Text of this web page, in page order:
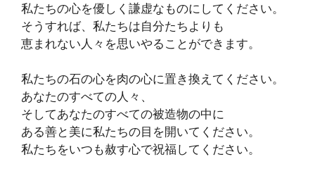
私たちの心を優しく謙虚なものにしてください。
そうすれば、私たちは自分たちよりも
恵まれない人々を思いやることができます。
私たちの石の心を肉の心に置き換えてください。
あなたのすべての人々、
そしてあなたのすべての被造物の中に
ある善と美に私たちの目を開いてください。
私たちをいつも赦す心で祝福してください。